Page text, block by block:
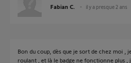
Fabian C. il y a presque 2 ans
Bon du coup, dès que je sort de chez moi
roulant , et là le badge ne fonctionne plus ,